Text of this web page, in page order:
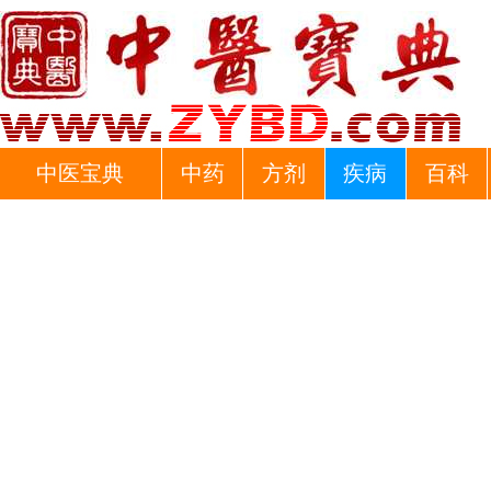
中医宝典 中药 方剂 疾病 百科